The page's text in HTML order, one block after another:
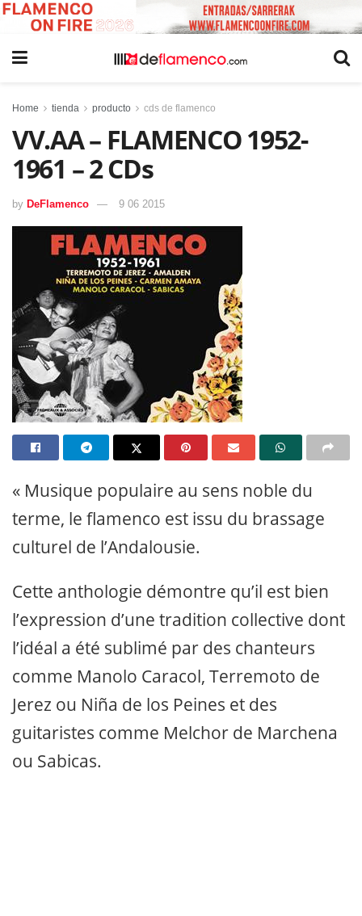
Home tienda producto cds de flamenco
VV.AA – FLAMENCO 1952-
1961 – 2 CDs
by DeFlamenco 9 06 2015
« Musique populaire au sens noble du
terme, le flamenco est issu du brassage
culturel de l’Andalousie.
Cette anthologie démontre qu’il est bien
l’expression d’une tradition collective dont
l’idéal a été sublimé par des chanteurs
comme Manolo Caracol, Terremoto de
Jerez ou Niña de los Peines et des
guitaristes comme Melchor de Marchena
ou Sabicas.